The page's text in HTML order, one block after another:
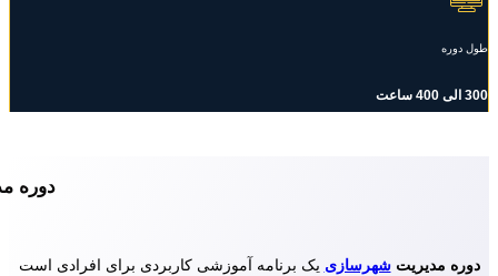
طول دوره
300 الی 400 ساعت
دوره
دوره مدیریتشهرسازی یک برنامه آموزشی کاربردی برای افرادی است